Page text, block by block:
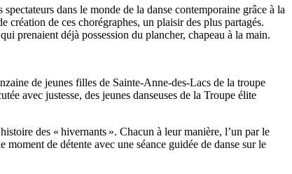
dans le monde de la danse contemporaine grâce à la
création de ces chorégraphes, un plaisir des plus partagés.
prenaient déjà possession du plancher, chapeau à la main.
de jeunes filles de Sainte-Anne-des-Lacs de la troupe
avec justesse, des jeunes danseuses de la Troupe élite
des « hivernants ». Chacun à leur manière, l’un par le
de détente avec une séance guidée de danse sur le